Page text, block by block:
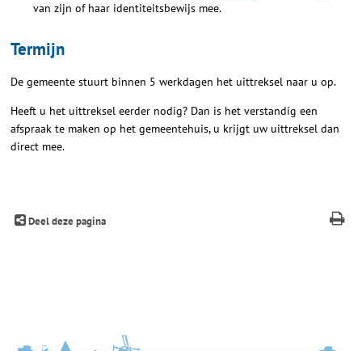
van zijn of haar identiteitsbewijs mee.
Termijn
De gemeente stuurt binnen 5 werkdagen het uittreksel naar u op.
Heeft u het uittreksel eerder nodig? Dan is het verstandig een
afspraak te maken op het gemeentehuis, u krijgt uw uittreksel dan
direct mee.
Deel deze pagina